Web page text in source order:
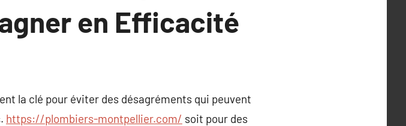
en Efficacité
la clé pour éviter des désagréments qui peuvent
https://plombiers-montpellier.com/ soit pour des